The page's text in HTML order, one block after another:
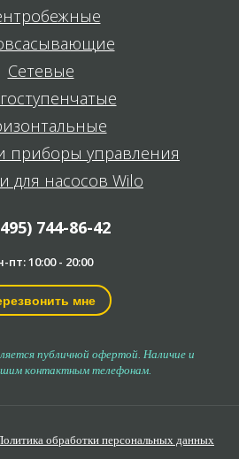
Сетевые
приборы управления
для насосов Wilo
744-86-42
пт: 10:00 - 20:00
мне
публичной офертой. Наличие и
контактным телефонам.
обработки персональных данных